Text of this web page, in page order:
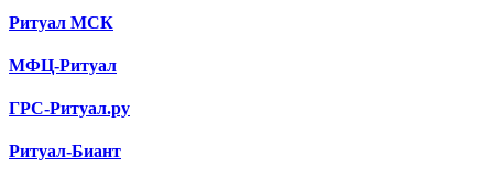
Ритуал МСК
МФЦ-Ритуал
ГРС-Ритуал.ру
Ритуал-Биант